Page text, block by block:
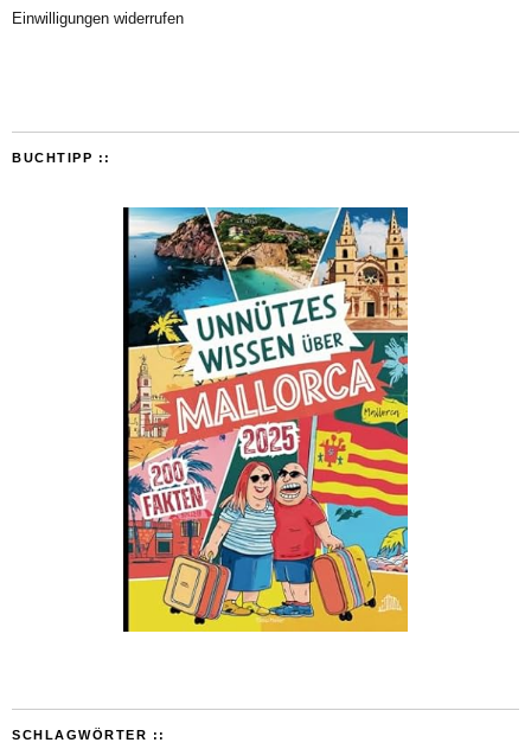
Einwilligungen widerrufen
BUCHTIPP ::
SCHLAGWÖRTER ::